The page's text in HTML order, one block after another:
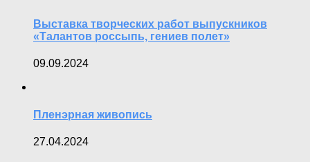
Выставка творческих работ выпускников
«Талантов россыпь, гениев полет»
09.09.2024
Пленэрная живопись
27.04.2024